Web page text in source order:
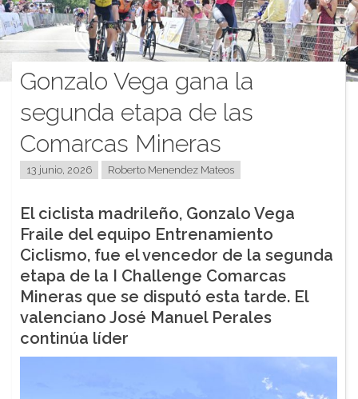
Gonzalo Vega gana la
segunda etapa de las
Comarcas Mineras
13 junio, 2026 Roberto Menendez Mateos
El ciclista madrileño, Gonzalo Vega
Fraile del equipo Entrenamiento
Ciclismo, fue el vencedor de la segunda
etapa de la I Challenge Comarcas
Mineras que se disputó esta tarde. El
valenciano José Manuel Perales
continúa líder